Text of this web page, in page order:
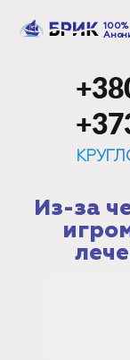
100%
Из-за